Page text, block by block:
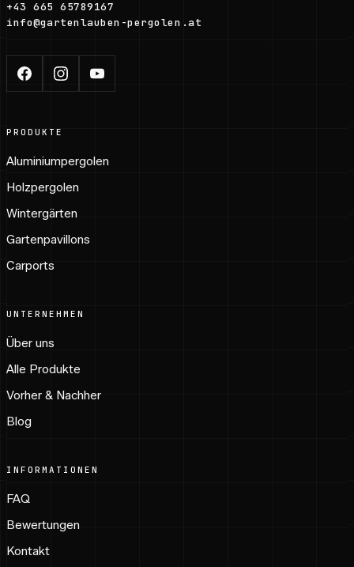
+43 665 65789167
info@gartenlauben-pergolen.at
PRODUKTE
Aluminiumpergolen
Holzpergolen
Wintergärten
Gartenpavillons
Carports
UNTERNEHMEN
Über uns
Alle Produkte
Vorher & Nachher
Blog
INFORMATIONEN
FAQ
Bewertungen
Kontakt